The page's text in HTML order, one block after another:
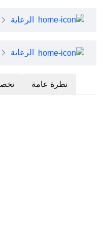
الرعاية
الرعاية
نظرة عامة